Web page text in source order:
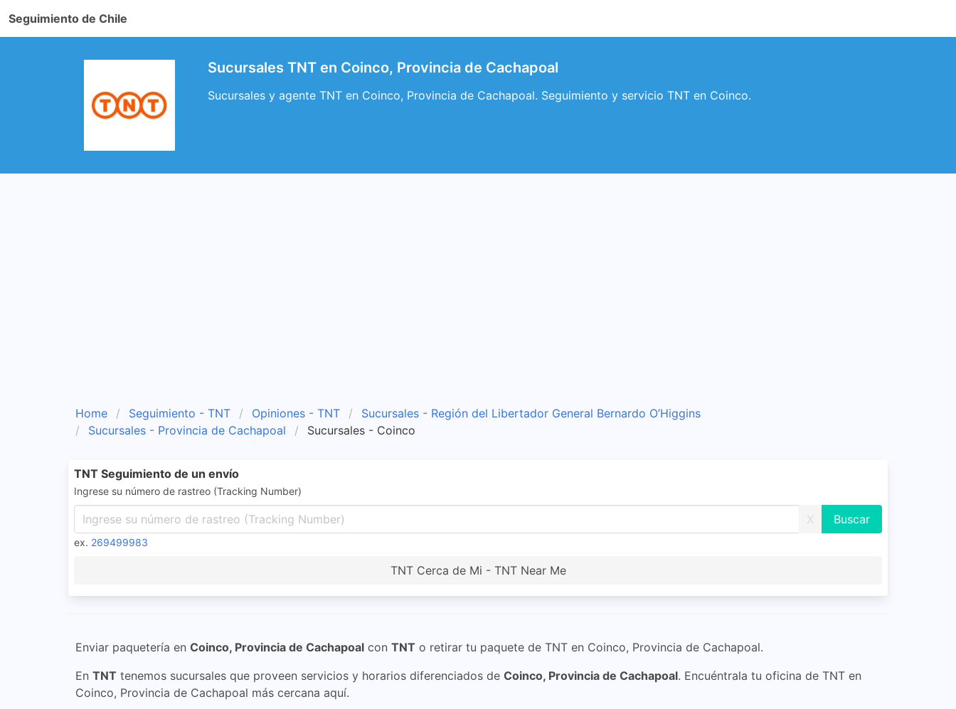
Seguimiento de Chile
Sucursales TNT en Coinco, Provincia de Cachapoal
Sucursales y agente TNT en Coinco, Provincia de Cachapoal. Seguimiento y servicio TNT en Coinco.
Home Seguimiento - TNT Opiniones - TNT
Sucursales - Región del Libertador General Bernardo O’Higgins
Sucursales - Provincia de Cachapoal
Sucursales - Coinco
TNT Seguimiento de un envío
Ingrese su número de rastreo (Tracking Number)
X
ex. 269499983
TNT Cerca de Mi - TNT Near Me
Enviar paquetería en Coinco, Provincia de Cachapoal con TNT o retirar tu paquete de TNT en Coinco, Provincia de Cachapoal.
En TNT tenemos sucursales que proveen servicios y horarios diferenciados de Coinco, Provincia de Cachapoal. Encuéntrala tu oficina de TNT en
Coinco, Provincia de Cachapoal más cercana aquí.